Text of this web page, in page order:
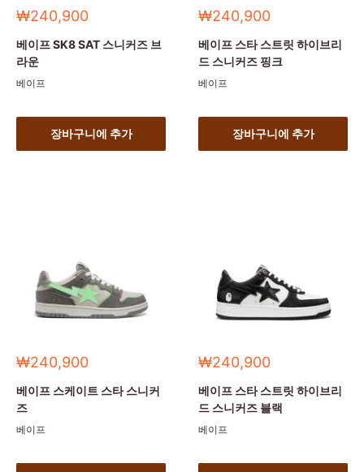
세
가
₩240,900
베이프 SK8 SAT 스니커즈 브
라운
베이프
장바구니에 추가
세
가
₩240,900
베이프 스타 스트릿 하이브리
드 스니커즈 핑크
베이프
장바구니에 추가
세
가
₩240,900
베이프 스케이트 스타 스니커
즈
베이프
세
가
₩240,900
베이프 스타 스트릿 하이브리
드 스니커즈 블랙
베이프